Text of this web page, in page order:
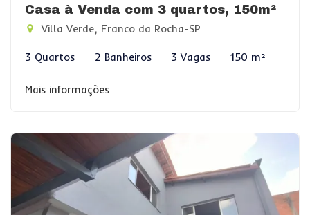
Casa à Venda com 3 quartos, 150m²
Villa Verde, Franco da Rocha-SP
3 Quartos 2 Banheiros 3 Vagas 150 m²
Mais informações